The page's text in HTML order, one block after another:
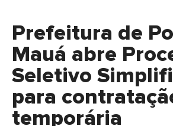
Prefeitura de
Mauá abre
Seletivo
para
temporária